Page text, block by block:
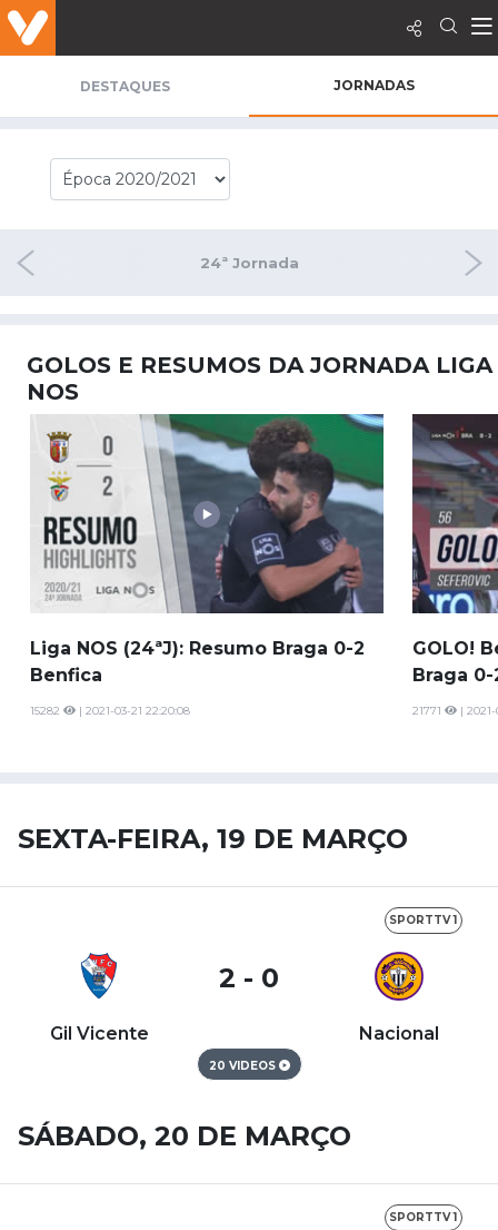
DESTAQUES JORNADAS
24ª Jornada 25ª
GOLOS E RESUMOS DA JORNADA LIGA
NOS
Liga NOS (24ªJ): Resumo Braga 0-2
Benfica
15282 | 2021-03-21 22:20:08
GOLO!
Braga
21771 | 2021-
SEXTA-FEIRA, 19 DE MARÇO
SPORTTV 1
Gil Vicente
2 - 0
Nacional
20 VIDEOS
SÁBADO, 20 DE MARÇO
SPORTTV 1